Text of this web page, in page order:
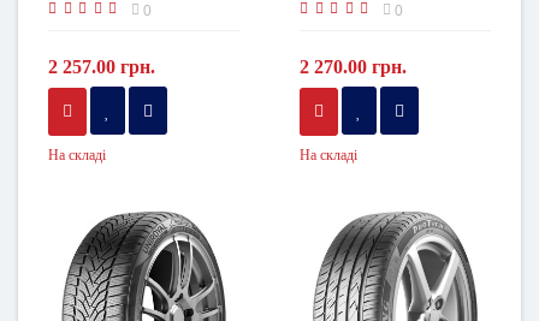
0
2 257.00 грн.
На складі
0
2 270.00 грн.
На складі